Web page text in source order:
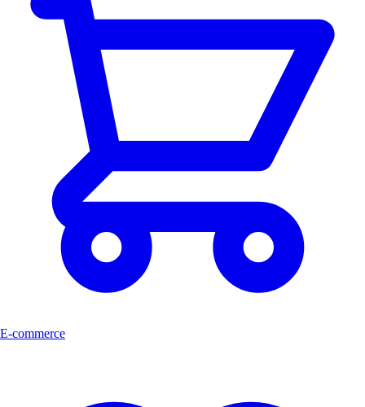
E-commerce